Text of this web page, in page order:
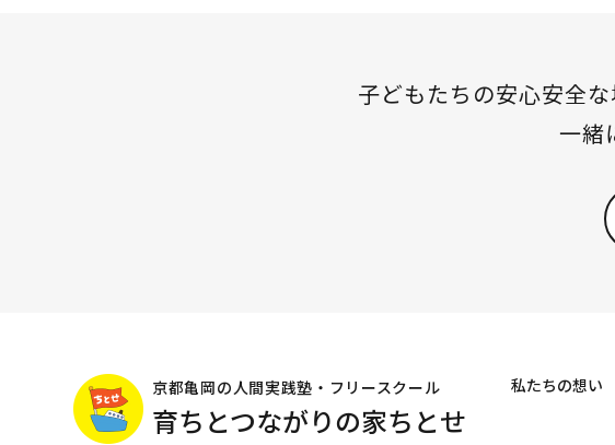
子どもたちの安心安全な
一緒
京都亀岡の人間実践塾・フリースクール
育ちとつながりの家ちとせ
私たちの想い